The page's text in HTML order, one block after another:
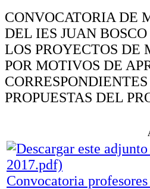
CONVOCATORIA DE
DEL IES JUAN
LOS PROYECTOS DE
POR MOTIVOS DE
PROPUESTAS DEL
Convocatoria